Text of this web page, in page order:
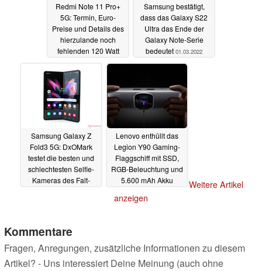
Redmi Note 11 Pro+
5G: Termin, Euro-
Preise und Details des
hierzulande noch
fehlenden 120 Watt
Top-Modells geleakt
01.03.2022
Samsung bestätigt,
dass das Galaxy S22
Ultra das Ende der
Galaxy Note-Serie
bedeutet 01.03.2022
Samsung Galaxy Z
Fold3 5G: DxOMark
testet die besten und
schlechtesten Selfie-
Kameras des Falt-
Lenovo enthüllt das
Legion Y90 Gaming-
Flaggschiff mit SSD,
RGB-Beleuchtung und
5.600 mAh Akku
Weitere Artikel
anzeigen
Kommentare
Fragen, Anregungen, zusätzliche Informationen zu diesem
Artikel? - Uns interessiert Deine Meinung (auch ohne